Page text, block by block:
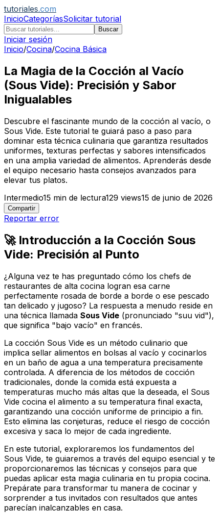
tutoriales.com
InicioCategoríasSolicitar tutorial
Buscar
Iniciar sesión
Inicio/Cocina/Cocina Básica
La Magia de la Cocción al Vacío
(Sous Vide): Precisión y Sabor
Inigualables
Descubre el fascinante mundo de la cocción al vacío, o
Sous Vide. Este tutorial te guiará paso a paso para
dominar esta técnica culinaria que garantiza resultados
uniformes, texturas perfectas y sabores intensificados
en una amplia variedad de alimentos. Aprenderás desde
el equipo necesario hasta consejos avanzados para
elevar tus platos.
Intermedio15 min de lectura129 views15 de junio de 2026
Compartir
Reportar error
🚀 Introducción a la Cocción Sous
Vide: Precisión al Punto
¿Alguna vez te has preguntado cómo los chefs de
restaurantes de alta cocina logran esa carne
perfectamente rosada de borde a borde o ese pescado
tan delicado y jugoso? La respuesta a menudo reside en
una técnica llamada Sous Vide (pronunciado "suu vid"),
que significa "bajo vacío" en francés.
La cocción Sous Vide es un método culinario que
implica sellar alimentos en bolsas al vacío y cocinarlos
en un baño de agua a una temperatura precisamente
controlada. A diferencia de los métodos de cocción
tradicionales, donde la comida está expuesta a
temperaturas mucho más altas que la deseada, el Sous
Vide cocina el alimento a su temperatura final exacta,
garantizando una cocción uniforme de principio a fin.
Esto elimina las conjeturas, reduce el riesgo de cocción
excesiva y saca lo mejor de cada ingrediente.
En este tutorial, exploraremos los fundamentos del
Sous Vide, te guiaremos a través del equipo esencial y te
proporcionaremos las técnicas y consejos para que
puedas aplicar esta magia culinaria en tu propia cocina.
Prepárate para transformar tu manera de cocinar y
sorprender a tus invitados con resultados que antes
parecían inalcanzables en casa.